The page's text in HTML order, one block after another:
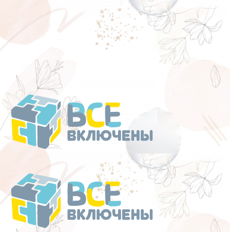
Перейти
к
содержанию